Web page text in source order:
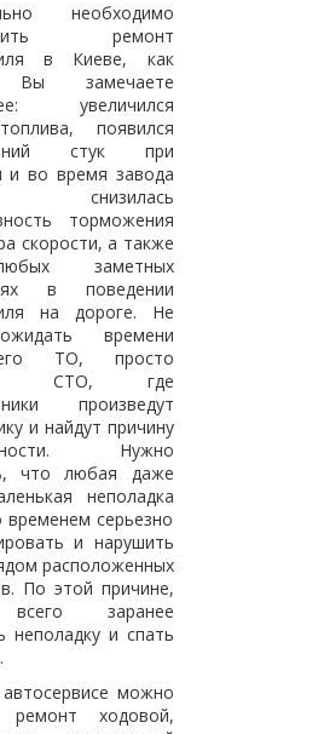
необходимо
ремонт
в Киеве, как
Вы замечаете
увеличился
появился
стук при
и во время завода
снизилась
торможения
скорости, а также
заметных
в поведении
на дороге. Не
времени
ТО, просто
СТО, где
произведут
и найдут причину
Нужно
что любая даже
неполадка
серьезно
и нарушить
расположенных
По этой причине,
заранее
неполадку и спать
можно
ремонт ходовой,